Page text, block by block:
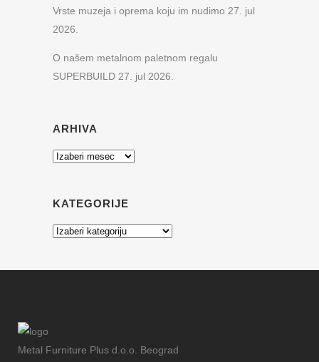
Vrste muzeja i oprema koju im nudimo 27. jul
2026.
O našem metalnom paletnom regalu
SUPERBUILD 27. jul 2026.
ARHIVA
Arhiva
KATEGORIJE
Kategorije
Metal Furniture Plus d.o.o. Beograd